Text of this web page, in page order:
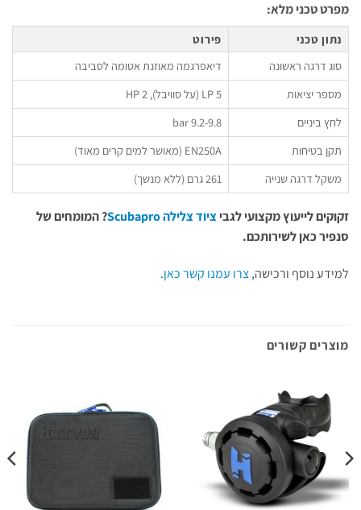
מפרט טכני מלא:
נתון טכני
פירוט
סוג דרגה ראשונה
דיאפרגמה מאוזנת אטומה לסביבה
מספר יציאות
5 LP (על סוויבל), 2 HP
לחץ ביניים
9.2-9.8 bar
תקן בטיחות
EN250A (מאושר למים קרים מאוד)
משקל דרגה שנייה
261 גרם (ללא מנשך)
זקוקים לייעוץ מקצועי לגביציוד צלילה Scubapro
? המומחים של
סנפיר כאן לשירותכם.
למידע נוסף ורכישה,צרו עמנו קשר כאן.
מוצרים קשורים